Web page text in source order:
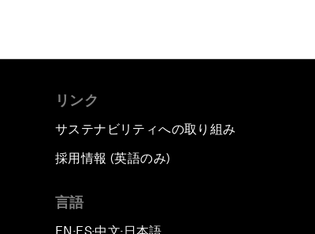
リンク
サステナビリティへの取り組み
採用情報 (英語のみ)
言語
▪ ▪ ▪